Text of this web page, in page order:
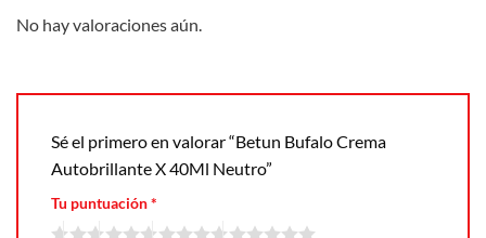
No hay valoraciones aún.
Sé el primero en valorar “Betun Bufalo Crema
Autobrillante X 40Ml Neutro”
Tu puntuación*